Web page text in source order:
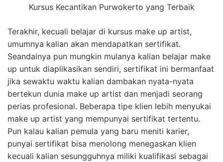
Kursus Kecantikan Purwokerto yang Terbaik
Terakhir, kecuali belajar di kursus make up artist,
umumnya kalian akan mendapatkan sertifikat.
Seandainya pun mungkin mulanya kalian belajar make
up untuk diaplikasikan sendiri, sertifikat ini bermanfaat
jika sewaktu waktu kalian dambakan nyata-nyata
bertekun dunia make up artist dan menjadi seorang
perias profesional. Beberapa tipe klien lebih menyukai
make up artist yang mempunyai sertifikat tertentu.
Pun kalau kalian pemula yang baru meniti karier,
punyai sertifikat bisa menolong menegaskan klien
kecuali kalian sesungguhnya miliki kualifikasi sebagai